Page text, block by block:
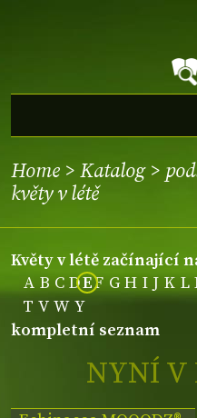
Home > Katalog>
květy v létě
květy v létě začínající
A B C DEF G H I J K L
T V W Y
kompletní seznam
NYNÍ V